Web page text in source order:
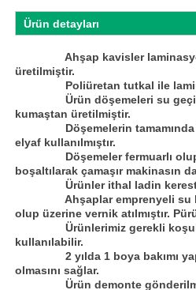
Ürün detayları
Ahşap kavisler
üretilmiştir.
Poliüretan tutkal ile
Ürün döşemeleri su
kumaştan üretilmiştir.
Döşemelerin tamamında 1.
elyaf kullanılmıştır.
Döşemeler fermuarlı olup,
boşaltılarak çamaşır makinasın
Ürünler ithal ladin
Ahşaplar emprenyeli su
olup üzerine vernik atılmıştır.
Ürünlerimiz gerekli koşullar
kullanılabilir.
2 yılda 1 boya bakımı
olmasını sağlar.
Ürün demonte